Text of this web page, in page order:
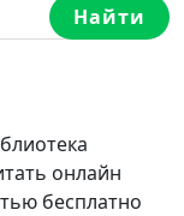
Найти
онлайн
бесплатно